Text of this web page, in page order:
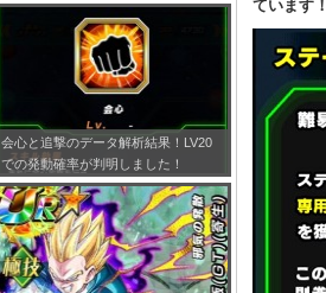
とめ！
会心と追撃のデータ解析結果！LV20
での発動確率が判明しました！
ています